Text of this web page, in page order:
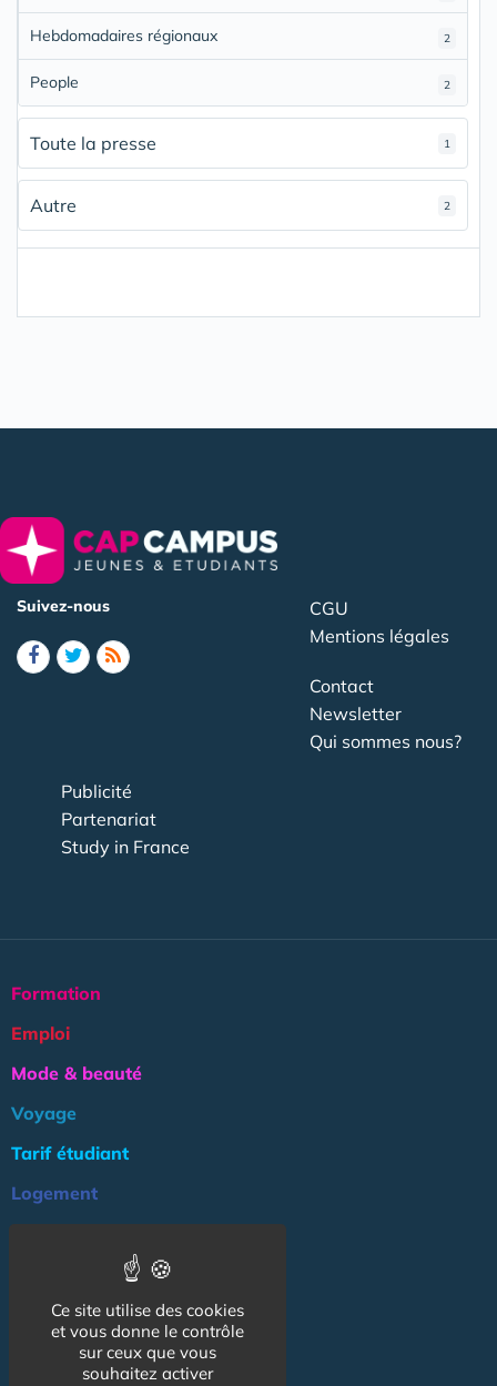
Hebdomadaires régionaux 2
People 2
Toute la presse 1
Autre 2
Suivez-nous
CGU
Mentions légales
Contact
Newsletter
Qui sommes nous?
Publicité
Partenariat
Study in France
Formation
Emploi
Mode & beauté
Voyage
Tarif étudiant
Logement
Association
NOS AUTRES SITES :
Ce site utilise des cookies
et vous donne le contrôle
sur ceux que vous
souhaitez activer